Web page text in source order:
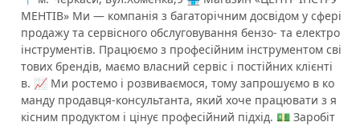
МЕНТІВ» Ми — компанія з багаторічним досвідом у сфері
продажу та сервісного обслуговування бензо- та електро
інструментів. Працюємо з професійним інструментом сві
тових брендів, маємо власний сервіс і постійних клієнті
в. 📈 Ми ростемо і розвиваємося, тому запрошуємо в ко
манду продавця-консультанта, який хоче працювати з я
кісним продуктом і цінує професійний підхід. 💵 Заробіт